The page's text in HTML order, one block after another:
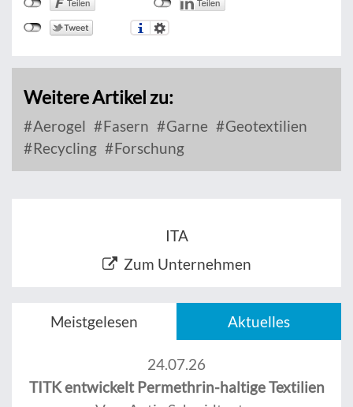
Weitere Artikel zu:
Aerogel Fasern Garne
Geotextilien
Recycling
Forschung
ITA
Zum Unternehmen
Meistgelesen Aktuelles
24.07.26
TITK entwickelt Permethrin-haltige Textilien